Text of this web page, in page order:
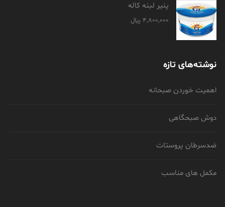
پنیر لبنه کاله
4,800,000 ﷼
نوشته‌های تازه
اهمیت خوردن صبحانه
دوش صبحگاهی
ضدسرطان پروستات
مکمل های مناسب